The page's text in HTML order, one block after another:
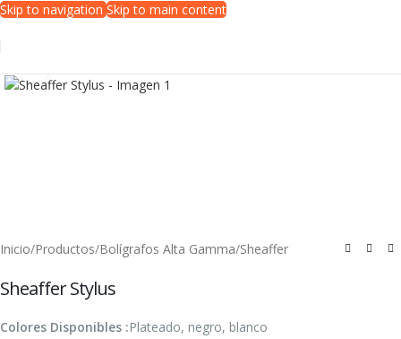
Skip to navigationSkip to main content
Inicio/Productos/Bolígrafos Alta Gamma/Sheaffer
Sheaffer Stylus
Colores Disponibles :Plateado, negro, blanco